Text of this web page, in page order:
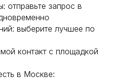
отправьте запрос в
выберите лучшее по
контакт с площадкой
в Москве: